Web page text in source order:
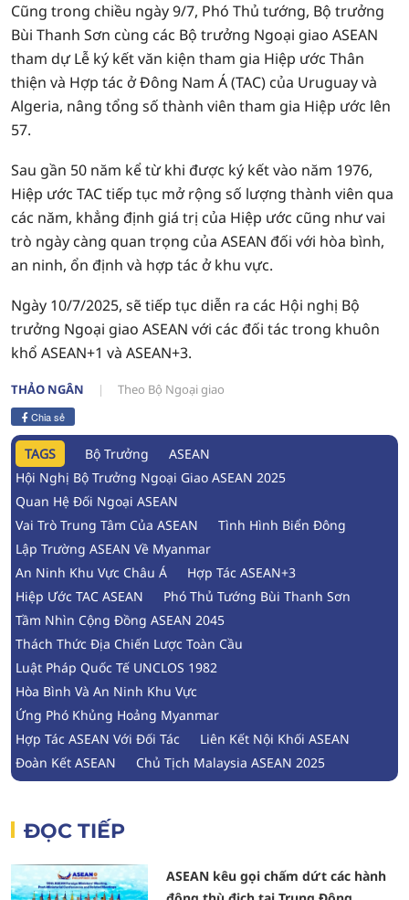
Cũng trong chiều ngày 9/7, Phó Thủ tướng, Bộ trưởng
Bùi Thanh Sơn cùng các Bộ trưởng Ngoại giao ASEAN
tham dự Lễ ký kết văn kiện tham gia Hiệp ước Thân
thiện và Hợp tác ở Đông Nam Á (TAC) của Uruguay và
Algeria, nâng tổng số thành viên tham gia Hiệp ước lên
57.
Sau gần 50 năm kể từ khi được ký kết vào năm 1976,
Hiệp ước TAC tiếp tục mở rộng số lượng thành viên qua
các năm, khẳng định giá trị của Hiệp ước cũng như vai
trò ngày càng quan trọng của ASEAN đối với hòa bình,
an ninh, ổn định và hợp tác ở khu vực.
Ngày 10/7/2025, sẽ tiếp tục diễn ra các Hội nghị Bộ
trưởng Ngoại giao ASEAN với các đối tác trong khuôn
khổ ASEAN+1 và ASEAN+3.
THẢO NGÂN Theo Bộ Ngoại giao
Chia sẻ
TAGS Bộ Trưởng
ASEAN
Hội Nghị Bộ Trưởng Ngoại Giao ASEAN 2025
Quan Hệ Đối Ngoại ASEAN
Vai Trò Trung Tâm Của ASEAN
Tình Hình Biển Đông
Lập Trường ASEAN Về Myanmar
An Ninh Khu Vực Châu Á
Hợp Tác ASEAN+3
Hiệp Ước TAC ASEAN
Phó Thủ Tướng Bùi Thanh Sơn
Tầm Nhìn Cộng Đồng ASEAN 2045
Thách Thức Địa Chiến Lược Toàn Cầu
Luật Pháp Quốc Tế UNCLOS 1982
Hòa Bình Và An Ninh Khu Vực
Ứng Phó Khủng Hoảng Myanmar
Hợp Tác ASEAN Với Đối Tác
Liên Kết Nội Khối ASEAN
Đoàn Kết ASEAN
Chủ Tịch Malaysia ASEAN 2025
ĐỌC TIẾP
ASEAN kêu gọi chấm dứt các hành